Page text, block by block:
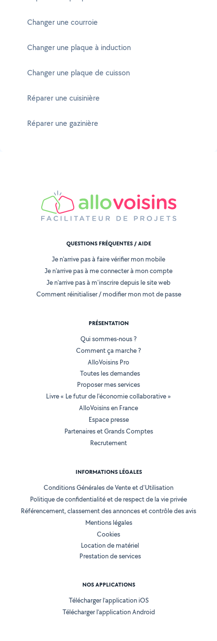
Changer une courroie
Changer une plaque à induction
Changer une plaque de cuisson
Réparer une cuisinière
Réparer une gazinière
QUESTIONS FRÉQUENTES / AIDE
Je n'arrive pas à faire vérifier mon mobile
Je n'arrive pas à me connecter à mon compte
Je n'arrive pas à m'inscrire depuis le site web
Comment réinitialiser / modifier mon mot de passe
PRÉSENTATION
Qui sommes-nous ?
Comment ça marche ?
AlloVoisins Pro
Toutes les demandes
Proposer mes services
Livre « Le futur de l'économie collaborative »
AlloVoisins en France
Espace presse
Partenaires et Grands Comptes
Recrutement
INFORMATIONS LÉGALES
Conditions Générales de Vente et d'Utilisation
Politique de confidentialité et de respect de la vie privée
Référencement, classement des annonces et contrôle des avis
Mentions légales
Cookies
Location de matériel
Prestation de services
NOS APPLICATIONS
Télécharger l’application iOS
Télécharger l’application Android